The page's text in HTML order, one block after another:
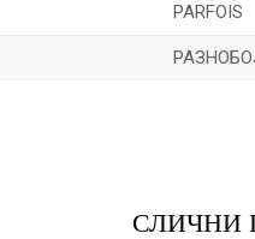
PARFOIS
СЛИЧНИ